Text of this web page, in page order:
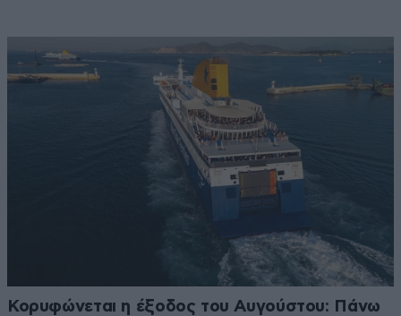
Κορυφώνεται η έξοδος του Αυγούστου: Πάνω